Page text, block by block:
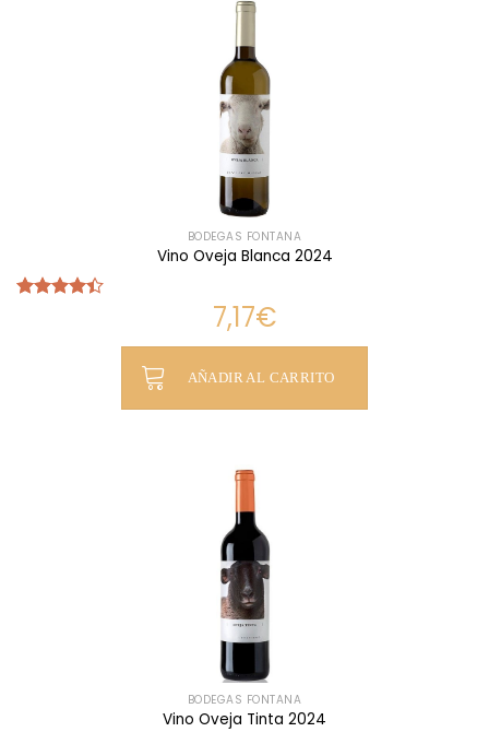
BODEGAS FONTANA
Vino Oveja Blanca 2024
7,17€
AÑADIR AL CARRITO
BODEGAS FONTANA
Vino Oveja Tinta 2024